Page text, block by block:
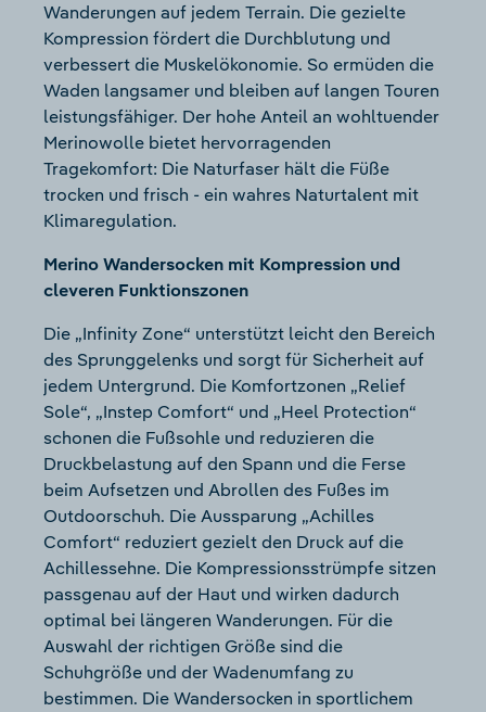
Wanderungen auf jedem Terrain. Die gezielte
Kompression fördert die Durchblutung und
verbessert die Muskelökonomie. So ermüden die
Waden langsamer und bleiben auf langen Touren
leistungsfähiger. Der hohe Anteil an wohltuender
Merinowolle bietet hervorragenden
Tragekomfort: Die Naturfaser hält die Füße
trocken und frisch - ein wahres Naturtalent mit
Klimaregulation.
Merino Wandersocken mit Kompression und
cleveren Funktionszonen
Die „Infinity Zone“ unterstützt leicht den Bereich
des Sprunggelenks und sorgt für Sicherheit auf
jedem Untergrund. Die Komfortzonen „Relief
Sole“, „Instep Comfort“ und „Heel Protection“
schonen die Fußsohle und reduzieren die
Druckbelastung auf den Spann und die Ferse
beim Aufsetzen und Abrollen des Fußes im
Outdoorschuh. Die Aussparung „Achilles
Comfort“ reduziert gezielt den Druck auf die
Achillessehne. Die Kompressionsstrümpfe sitzen
passgenau auf der Haut und wirken dadurch
optimal bei längeren Wanderungen. Für die
Auswahl der richtigen Größe sind die
Schuhgröße und der Wadenumfang zu
bestimmen. Die Wandersocken in sportlichem